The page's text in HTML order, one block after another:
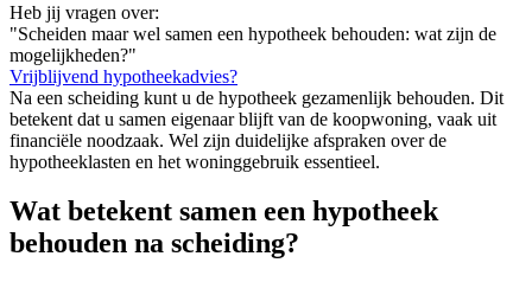
Heb jij vragen over:
"Scheiden maar wel samen een hypotheek behouden: wat zijn de
mogelijkheden?"
Vrijblijvend hypotheekadvies?
Na een scheiding kunt u de hypotheek gezamenlijk behouden. Dit
betekent dat u samen eigenaar blijft van de koopwoning, vaak uit
financiële noodzaak. Wel zijn duidelijke afspraken over de
hypotheeklasten en het woninggebruik essentieel.
Wat betekent samen een hypotheek
behouden na scheiding?